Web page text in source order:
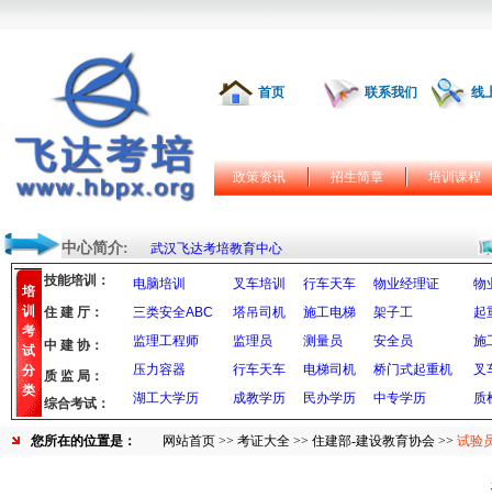
首页 联系我们 线
政策资讯 招生简章 培训课程
中心简介: 武汉飞达考培教育中心
培
训
考
试
分
类
技能培训： 电脑培训 叉车培训 行车天车 物业经理证
物
三类安全ABC
塔吊司机 施工电梯 架子工
起
监理工程师
监理员 测量员 安全员
施
压力容器
行车天车 电梯司机 桥门式起重机
叉
湖工大学历
成教学历 民办学历 中专学历 质
住 建 厅：
中 建 协：
质 监 局：
综合考试：
您所在的位置是： 网站首页 >> 考证大全 >> 住建部-建设教育协会 >> 试验